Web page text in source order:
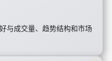
与成交量、趋势结构和市场